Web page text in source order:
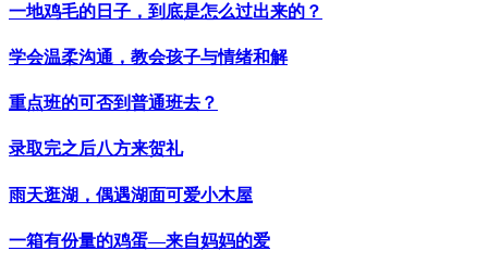
一地鸡毛的日子，到底是怎么过出来的？
学会温柔沟通，教会孩子与情绪和解
重点班的可否到普通班去？
录取完之后八方来贺礼
雨天逛湖，偶遇湖面可爱小木屋
一箱有份量的鸡蛋—来自妈妈的爱